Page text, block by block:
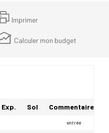
Imprimer
Calculer mon budget
Exp. Sol Commentaires
entrée